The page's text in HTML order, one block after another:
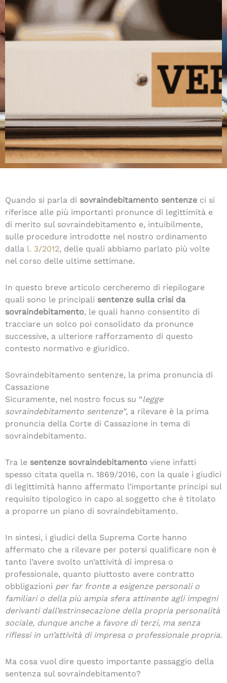
Quando si parla di sovraindebitamento sentenze ci si
riferisce alle più importanti pronunce di legittimità e
di merito sul sovraindebitamento e, intuibilmente,
sulle procedure introdotte nel nostro ordinamento
dalla l. 3/2012, delle quali abbiamo parlato più volte
nel corso delle ultime settimane.
In questo breve articolo cercheremo di riepilogare
quali sono le principali sentenze sulla crisi da
sovraindebitamento, le quali hanno consentito di
tracciare un solco poi consolidato da pronunce
successive, a ulteriore rafforzamento di questo
contesto normativo e giuridico.
Sovraindebitamento sentenze, la prima pronuncia di
Cassazione
Sicuramente, nel nostro focus su “legge
sovraindebitamento sentenze”, a rilevare è la prima
pronuncia della Corte di Cassazione in tema di
sovraindebitamento.
Tra le sentenze sovraindebitamento viene infatti
spesso citata quella n. 1869/2016, con la quale i giudici
di legittimità hanno affermato l’importante principi sul
requisito tipologico in capo al soggetto che è titolato
a proporre un piano di sovraindebitamento.
In sintesi, i giudici della Suprema Corte hanno
affermato che a rilevare per potersi qualificare non è
tanto l’avere svolto un’attività di impresa o
professionale, quanto piuttosto avere contratto
obbligazioni per far fronte a esigenze personali o
familiari o della più ampia sfera attinente agli impegni
derivanti dall’estrinsecazione della propria personalità
sociale, dunque anche a favore di terzi, ma senza
riflessi in un’attività di impresa o professionale propria.
Ma cosa vuol dire questo importante passaggio della
sentenza sul sovraindebitamento?